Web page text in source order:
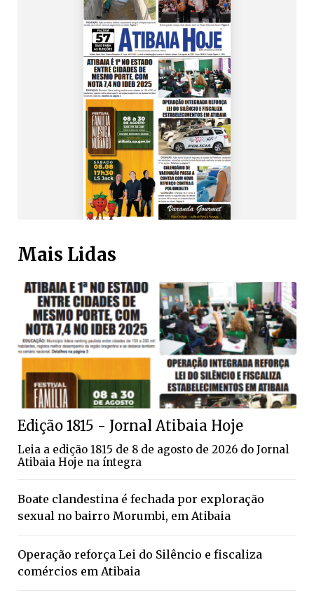
Mais Lidas
Edição 1815 - Jornal Atibaia Hoje
Leia a edição 1815 de 8 de agosto de 2026 do Jornal
Atibaia Hoje na íntegra
Boate clandestina é fechada por exploração
sexual no bairro Morumbi, em Atibaia
Operação reforça Lei do Silêncio e fiscaliza
comércios em Atibaia